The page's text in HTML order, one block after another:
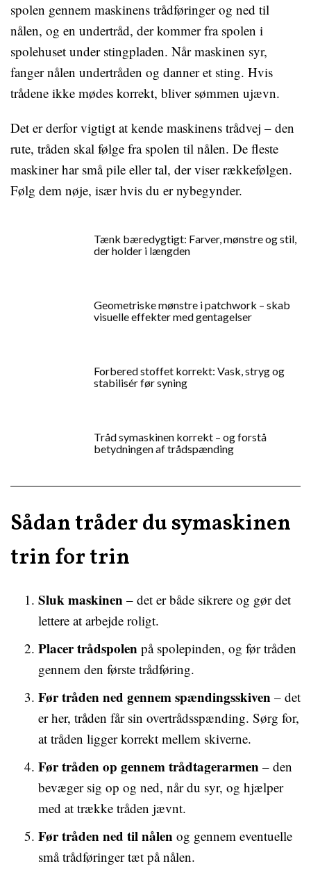
spolen gennem maskinens trådføringer og ned til
nålen, og en undertråd, der kommer fra spolen i
spolehuset under stingpladen. Når maskinen syr,
fanger nålen undertråden og danner et sting. Hvis
trådene ikke mødes korrekt, bliver sømmen ujævn.
Det er derfor vigtigt at kende maskinens trådvej – den
rute, tråden skal følge fra spolen til nålen. De fleste
maskiner har små pile eller tal, der viser rækkefølgen.
Følg dem nøje, især hvis du er nybegynder.
Tænk bæredygtigt: Farver, mønstre og stil,
der holder i længden
Geometriske mønstre i patchwork – skab
visuelle effekter med gentagelser
Forbered stoffet korrekt: Vask, stryg og
stabilisér før syning
Tråd symaskinen korrekt – og forstå
betydningen af trådspænding
Sådan tråder du symaskinen
trin for trin
Sluk maskinen – det er både sikrere og gør det
lettere at arbejde roligt.
Placer trådspolen på spolepinden, og før tråden
gennem den første trådføring.
Før tråden ned gennem spændingsskiven – det
er her, tråden får sin overtrådsspænding. Sørg for,
at tråden ligger korrekt mellem skiverne.
Før tråden op gennem trådtagerarmen – den
bevæger sig op og ned, når du syr, og hjælper
med at trække tråden jævnt.
Før tråden ned til nålen og gennem eventuelle
små trådføringer tæt på nålen.